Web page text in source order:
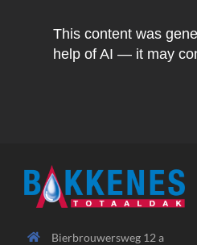
This content was
help of AI — it may
Bierbrouwersweg 12 a